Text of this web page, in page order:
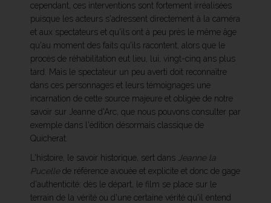
cependant, ces interventions sont fortement irréalisées
puisque les acteurs s'adressent directement à la caméra
et aux spectateurs et qu'ils ont à peu près le même âge
qu'au moment des faits qu'ils racontent, alors que le
procès de réhabilitation eut lieu, lui, vingt-cinq ans plus
tard. Mais le spectateur un peu averti doit reconnaître
dans ces personnages et leurs témoignages une
incarnation de cette source majeure et obligée de notre
savoir sur Jeanne d'Arc, que nous pouvons consulter par
exemple dans l'édition désormais classique de
Quicherat.
L'histoire, le savoir historique, sert dans Jeanne la
Pucellede référence avouée et explicite et donc de gage
d'authenticité: dès le départ, le film se place sur le
terrain de la vérité ou d'une certaine vérité qu'il entend